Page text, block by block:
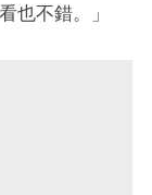
也不錯。」